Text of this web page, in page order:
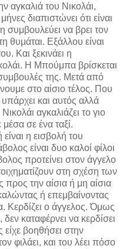
αγκαλιά του Νικολάι,
διαπιστώνει ότι είναι
να βρει τον
θυμάται. Εξάλλου είναι
Και ξεκινάει η
Η Μπούμπα βρίσκεται
της. Μετά από
στο αίσιο τέλος. Που
και αυτός αλλά
αγκαλιάζει το γιο
σε ένα ταξί.
η εισβολή του
είναι δυο καλοί φίλοι
προτείνει στον άγγελο
στη σχέση των
την αίσια ή μη αίσια
ή επεμβαίνοντας
Κερδίζει ο άγγελος. Όμως
καταφέρνει να κερδίσει
είχε βοηθήσει στην
φιλάει, και του λέει πόσο